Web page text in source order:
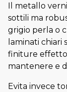
Il metallo
sottili ma
grigio perla o
laminati chiari
finiture effetto
mantenere e
Evita invece